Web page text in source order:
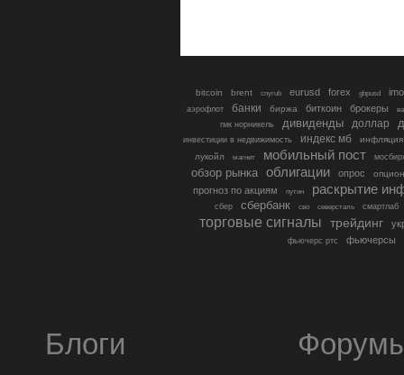
bitcoin brent cnyrub eurusd forex gbpusd
аэрофлот банки биржа биткоин брокеры
гмк норникель
дивиденды доллар
инвестиции в недвижимость индекс мб
инфляция
лукойл
магнит мобильный пост
обзор рынка облигации опрос
прогноз по акциям путин раскрытие
сбер сбербанк сво северсталь смартлаб
торговые сигналы трейдинг
фьючерс ртс фьючерсы
Блоги